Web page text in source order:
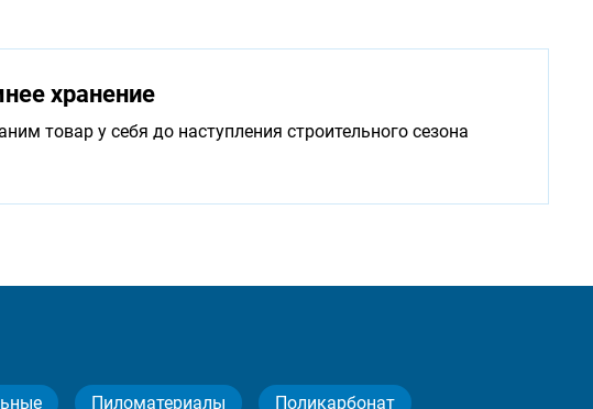
хранение
товар у себя до наступления строительного сезона
Пиломатериалы Поликарбонат